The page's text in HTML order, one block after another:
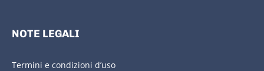
NOTE LEGALI
Termini e condizioni d’uso